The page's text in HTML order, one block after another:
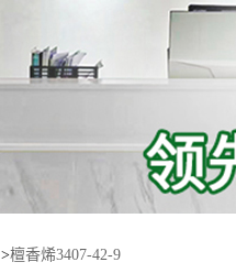
>檀香烯3407-42-9